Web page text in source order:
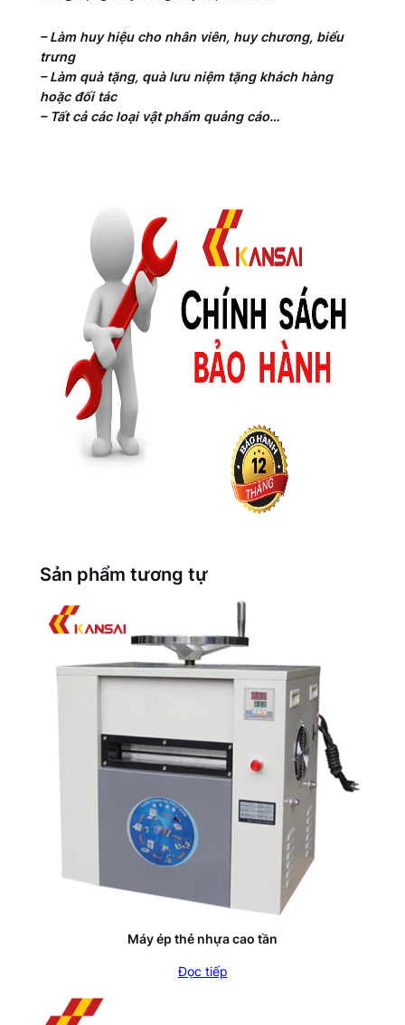
– Làm huy hiệu cho nhân viên, huy chương, biểu
trưng
– Làm quà tặng, quà lưu niệm tặng khách hàng
hoặc đối tác
– Tất cả các loại vật phẩm quảng cáo…
Sản phẩm tương tự
Máy ép thẻ nhựa cao tần
Đọc tiếp